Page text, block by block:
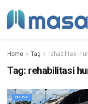
Home Tag rehabilitasi
Tag: rehabilitasi
NEWS